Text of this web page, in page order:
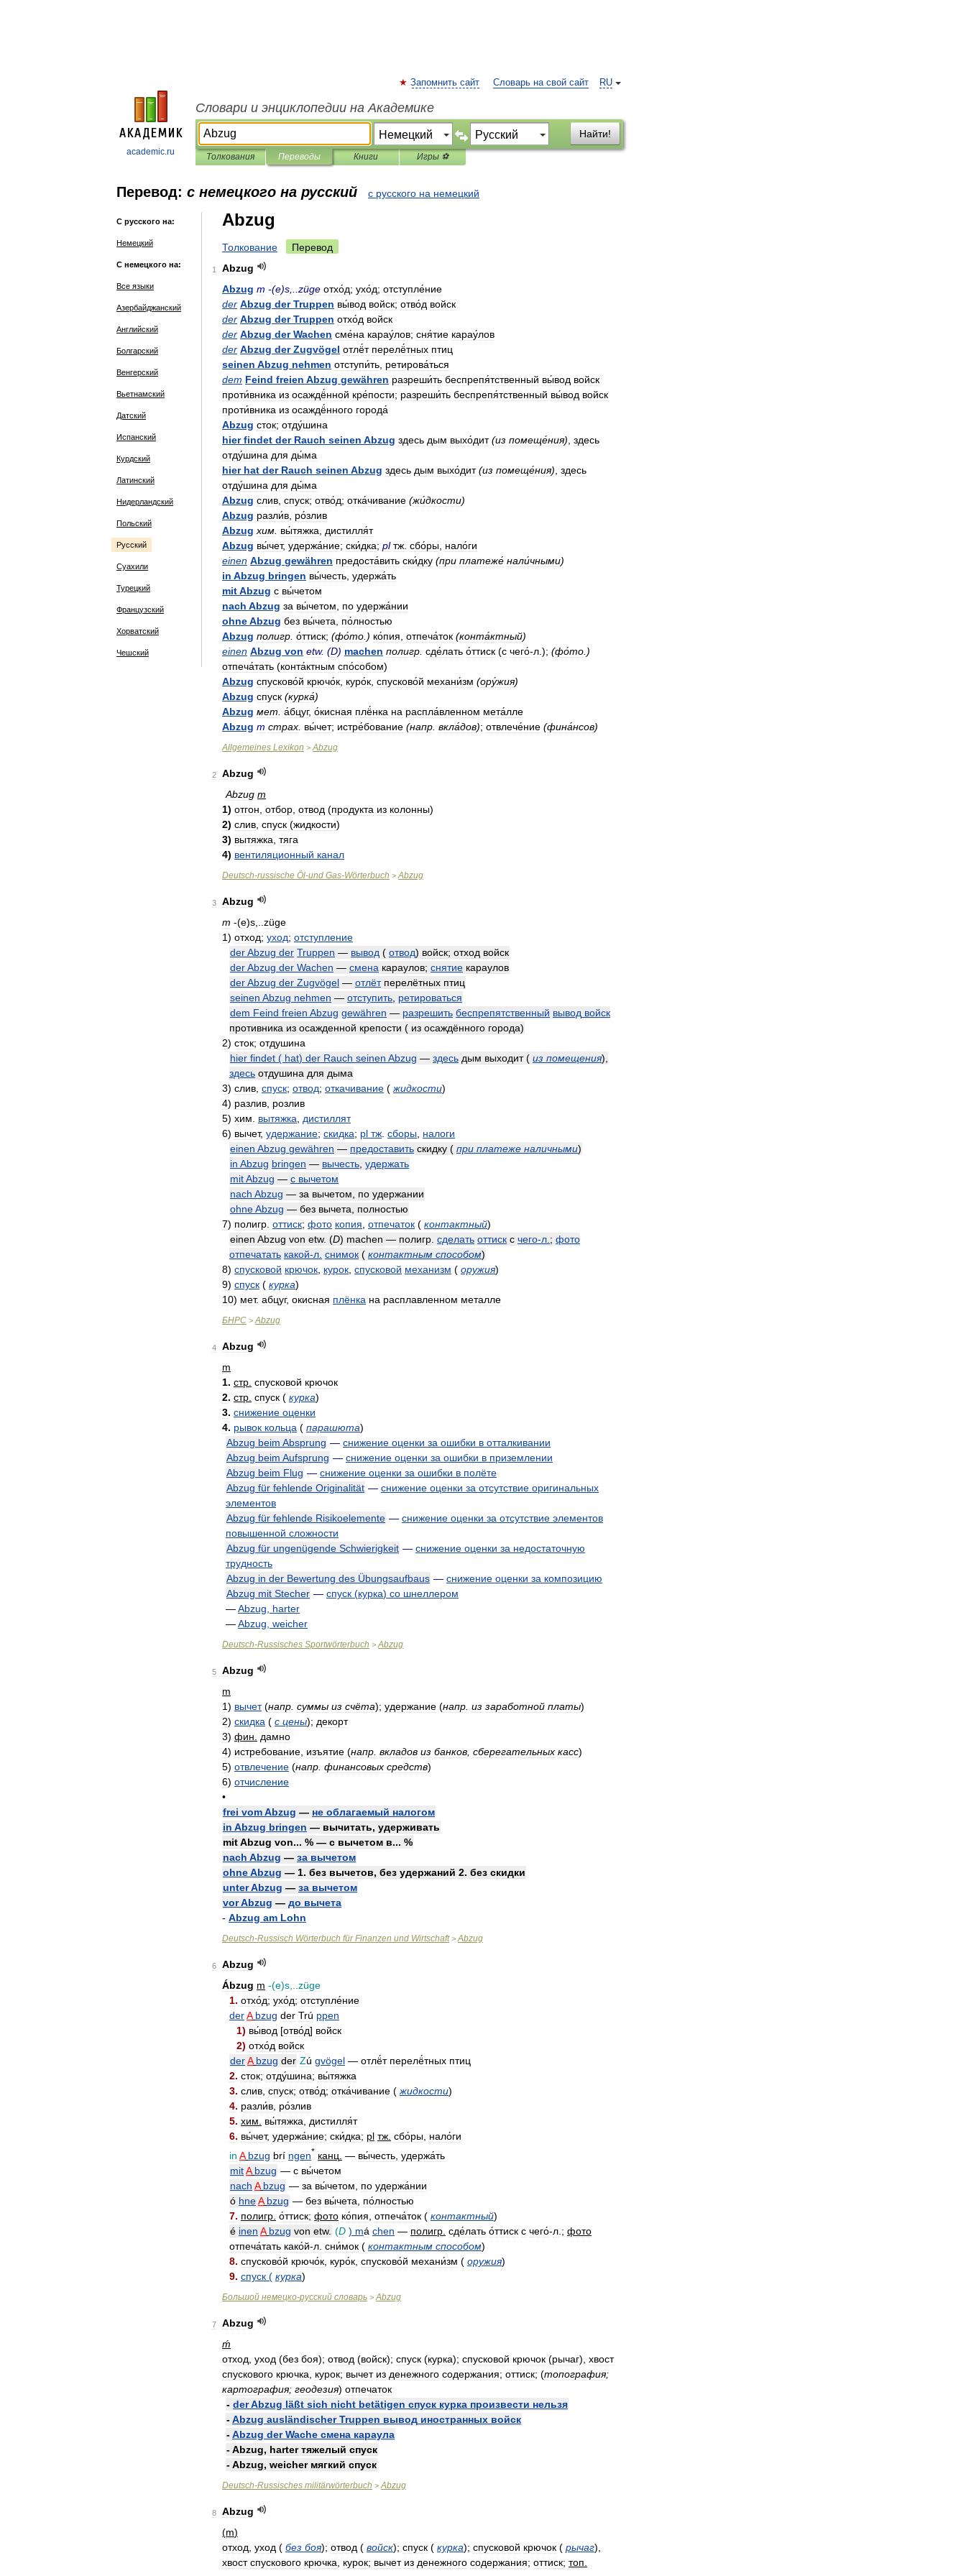
academic.ru
RU
Запомнить сайт Словарь на свой сайт
Словари и энциклопедии на Академике
Найти!
Толкования Переводы Книги Игры ⚽
Перевод: с немецкого на русский с русского на немецкий
С русского на:
Немецкий
С немецкого на:
Все языки
Азербайджанский
Английский
Болгарский
Венгерский
Вьетнамский
Датский
Испанский
Курдский
Латинский
Нидерландский
Польский
Русский
Суахили
Турецкий
Французский
Хорватский
Чешский
Abzug
Толкование Перевод
1
Abzug
Abzug m -(e)s züge отхо́д; ухо́д; отступле́ние
der Abzug der Truppen вы́вод войск; отво́д войск
der Abzug der Truppen отхо́д войск
der Abzug der Wachen сме́на карау́лов; сня́тие карау́лов
der Abzug der Zugvögel отлё́т перелё́тных птиц
seinen Abzug nehmen отступи́ть ретирова́ться
dem Feind freien Abzug gewähren разреши́ть беспрепя́тственный вы́вод войск
проти́вника из осаждё́нной кре́пости; разреши́ть беспрепя́тственный вы́вод войск
проти́вника из осаждё́нного города́
Abzug сток; отду́шина
hier findet der Rauch seinen Abzug здесь дым выхо́дит (из помеще́ния) здесь
отду́шина для ды́ма
hier hat der Rauch seinen Abzug здесь дым выхо́дит (из помеще́ния) здесь
отду́шина для ды́ма
Abzug слив спуск; отво́д; отка́чивание (жи́дкости)
Abzug разли́в ро́злив
Abzug хим вы́тяжка
дистилля́т
Abzug вы́чет, удержа́ние; ски́дка; pl тж сбо́ры нало́ги
einen Abzug gewähren предоста́вить ски́дку (при платеже́ нали́чными)
in Abzug bringen вы́честь удержа́ть
mitAbzug с вы́четом
nach Abzug за вы́четом по удержа́нии
ohneAbzug без вы́чета
по́лностью
Abzug полигр о́ттиск; (фо́то .) ко́пия отпеча́ток (конта́ктный)
einen Abzug von etw. (D) machen полигр сде́лать о́ттиск (с чего́-л .); (фо́то .)
отпеча́тать (конта́ктным спо́собом)
Abzug спусково́й крючо́к куро́к спусково́й механи́зм (ору́жия)
Abzug спуск (курка́)
Abzug мет а́бцуг, о́кисная плё́нка на распла́вленном мета́лле
Abzug m страх вы́чет; истре́бование (напр вкла́дов); отвлече́ние (фина́нсов)
Allgemeines Lexikon > Abzug
2
Abzug
Abzug m
1) отгон отбор отвод (продукта из колонны)
2) слив спуск (жидкости)
3) вытяжка тяга
4) вентиляционный канал
Deutsch-russische Öl-und Gas-Wörterbuch > Abzug
3
Abzug
m -(e)s
züge
1) отход; уход; отступление
derAbzug der Truppen — вывод ( отвод) войск; отход войск
derAbzug der Wachen — смена караулов; снятие караулов
derAbzug der Zugvögel — отлёт перелётных птиц
seinen Abzug nehmen — отступить ретироваться
dem Feind freien Abzug gewähren — разрешить беспрепятственный вывод войск
противника из осажденной крепости ( из осаждённого города)
2) сток; отдушина
hier findet ( hat) der Rauch seinen Abzug — здесь дым выходит ( из помещения)
здесь отдушина для дыма
3) слив спуск; отвод; откачивание ( жидкости)
4) разлив розлив
5) хим вытяжка
дистиллят
6) вычет, удержание; скидка; pl тж сборы
налоги
einen Abzug gewähren — предоставить скидку ( при платеже наличными)
in Abzug bringen — вычесть удержать
mitAbzug — с вычетом
nach Abzug — за вычетом по удержании
ohneAbzug — без вычета
полностью
7) полигр оттиск; фото копия отпечаток ( контактный)
einen Abzug von etw. (D) machen — полигр сделать оттиск с чего-л ; фото
отпечатать какой-л снимок ( контактным способом)
8) спусковой крючок курок спусковой механизм ( оружия)
9) спуск ( курка)
10) мет. абцуг, окисная плёнка на расплавленном металле
БНРС > Abzug
4
Abzug
m
1. стр спусковой крючок
2. стр спуск ( курка)
3. снижение оценки
4. рывок кольца ( парашюта)
Abzug beim Absprung — снижение оценки за ошибки в отталкивании
Abzug beim Aufsprung — снижение оценки за ошибки в приземлении
Abzug beim Flug — снижение оценки за ошибки в полёте
Abzug für fehlende Originalität — снижение оценки за отсутствие оригинальных
элементов
Abzug für fehlende Risikoelemente — снижение оценки за отсутствие элементов
повышенной сложности
Abzug für ungenügende Schwierigkeit — снижение оценки за недостаточную
трудность
Abzug in der Bewertung des Übungsaufbaus — снижение оценки за композицию
Abzug mit Stecher — спуск (курка) со шнеллером
—Abzug
harter
—Abzug weicher
Deutsch-Russisches Sportwörterbuch > Abzug
5
Abzug
m
1) вычет (напр суммы из счёта); удержание (напр из заработной платы)
2) скидка ( с цены); декорт
3) фин
дамно
4) истребование изъятие (напр вкладов из банков сберегательных касс)
5) отвлечение (напр финансовых средств)
6) отчисление
•
frei vomAbzug — не облагаемый налогом
in Abzug bringen — вычитать, удерживать
mitAbzug von... % — с вычетом в... %
nach Abzug — за вычетом
ohneAbzug — 1. без вычетов, без удержаний 2. без скидки
unterAbzug — за вычетом
vorAbzug — до вычета
- Abzug am Lohn
Deutsch-Russisch Wörterbuch für Finanzen und Wirtschaft> Abzug
6
Abzug
Ábzug m -(e)s
züge
1. отхо́д; ухо́д; отступле́ние
derA bzug der Trú ppen
1) вы́вод [отво́д] войск
2) отхо́д войск
derA bzug der Zú gvögel — отлё́т перелё́тных птиц
2. сток; отду́шина; вы́тяжка
3. слив спуск; отво́д; отка́чивание ( жидкости)
4. разли́в ро́злив
5. хим вы́тяжка
дистилля́т
6. вы́чет, удержа́ние; ски́дка; pl тж сбо́ры нало́ги
in A bzug brí ngen* канц — вы́честь удержа́ть
mitA bzug — с вы́четом
nach A bzug — за вы́четом по удержа́нии
ó hneA bzug — без вы́чета
по́лностью
7. полигр о́ттиск; фото ко́пия отпеча́ток ( контактный)
é inen A bzug von etw. (D ) má chen — полигр сде́лать о́ттиск с чего́-л .; фото
отпеча́тать како́й-л сни́мок ( контактным способом)
8. спусково́й крючо́к куро́к спусково́й механи́зм ( оружия)
9. спуск ( курка)
Большой немецко-русский словарь > Abzug
7
Abzug
ḿ
отход уход (без боя); отвод (войск); спуск (курка); спусковой крючок (рычаг), хвост
спускового крючка курок; вычет из денежного содержания; оттиск; (топография;
картография; геодезия) отпечаток
- derAbzug läßt sich nicht betätigen спуск курка произвести нельзя
-Abzug ausländischer Truppen вывод иностранных войск
-Abzug der Wache смена караула
-Abzug, harter тяжелый спуск
-Abzug, weicher мягкий спуск
Deutsch-Russisches militärwörterbuch > Abzug
8
Abzug
(m)
отход уход ( без боя); отвод ( войск); спуск ( курка); спусковой крючок ( рычаг)
хвост спускового крючка курок; вычет из денежного содержания; оттиск; топ